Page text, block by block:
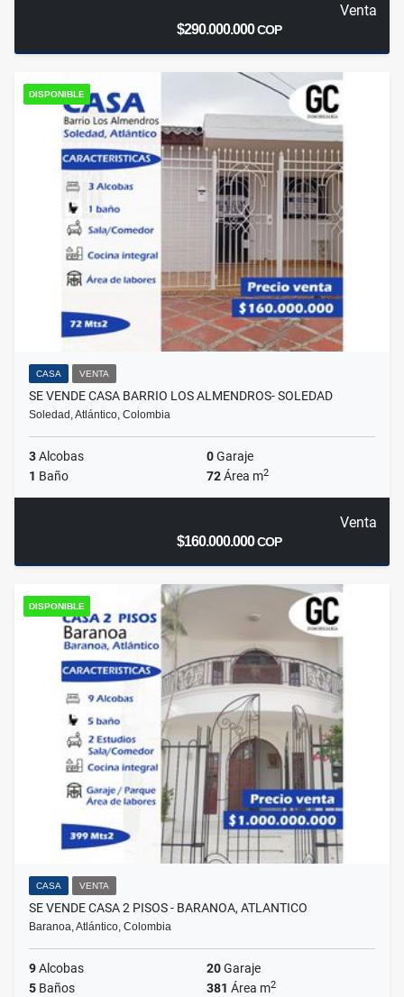
Venta
$290.000.000COP
DISPONIBLE
CASA VENTA
SE VENDE CASA BARRIO LOS ALMENDROS- SOLEDAD
Soledad, Atlántico, Colombia
3Alcobas 0Garaje
1 Baño 72Área m2
Venta
$160.000.000COP
DISPONIBLE
CASA VENTA
SE VENDE CASA 2 PISOS - BARANOA, ATLANTICO
Baranoa, Atlántico, Colombia
9Alcobas 20Garaje
5 Baños 381 Área m2